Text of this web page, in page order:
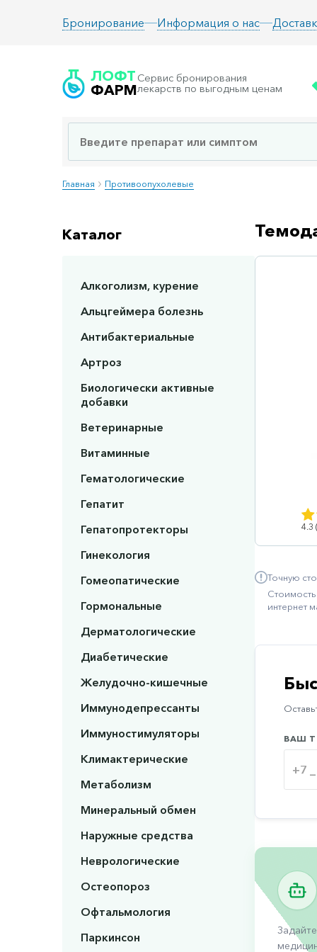
Бронирование Информация о нас
ЛОФТ
ФАРМ
Сервис бронирования
лекарств по выгодным ценам
Главная Противоопухолевые
Каталог
Алкоголизм, курение
Альцгеймера болезнь
Антибактериальные
Артроз
Биологически активные
добавки
Ветеринарные
Витаминные
Гематологические
Гепатит
Гепатопротекторы
Гинекология
Гомеопатические
Гормональные
Дерматологические
Диабетические
Желудочно-кишечные
Иммунодепрессанты
Иммуностимуляторы
Климактерические
Метаболизм
Минеральный обмен
Наружные средства
Неврологические
Остеопороз
Офтальмология
Паркинсон
4.3
Точную
интернет
ВАШ